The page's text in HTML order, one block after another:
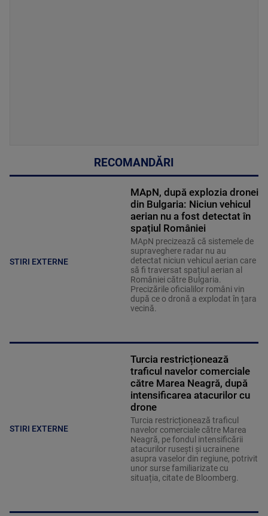
RECOMANDĂRI
STIRI EXTERNE
MApN, după explozia dronei
din Bulgaria: Niciun vehicul
aerian nu a fost detectat în
spațiul României
MApN precizează că sistemele de
supraveghere radar nu au
detectat niciun vehicul aerian care
să fi traversat spațiul aerian al
României către Bulgaria.
Precizările oficialilor români vin
după ce o dronă a explodat în țara
vecină.
STIRI EXTERNE
Turcia restricționează
traficul navelor comerciale
către Marea Neagră, după
intensificarea atacurilor cu
drone
Turcia restricționează traficul
navelor comerciale către Marea
Neagră, pe fondul intensificării
atacurilor rusești și ucrainene
asupra vaselor din regiune, potrivit
unor surse familiarizate cu
situația, citate de Bloomberg.